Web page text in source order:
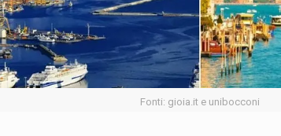
Fonti: gioia.it e unibocconi